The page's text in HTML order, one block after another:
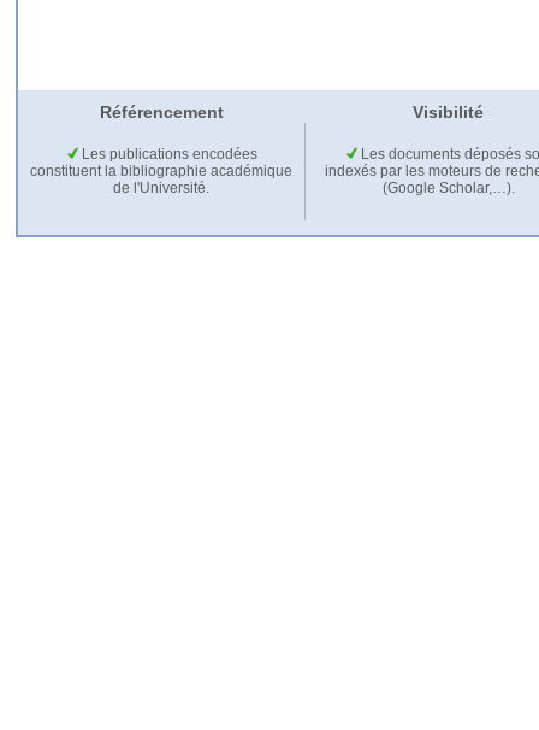
Référencement Visibilité
Les publications encodées
constituent la bibliographie académique
de l'Université.
Les documents déposés
indexés par les moteurs de
(Google Scholar,…).